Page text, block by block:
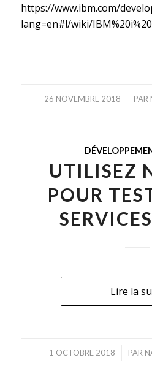
https://www.ibm.com/
lang=en#!/wiki/
26 NOVEMBRE 2018
/ PAR
UTILISEZ
POUR
Lire la
1 OCTOBRE 2018
/ PAR